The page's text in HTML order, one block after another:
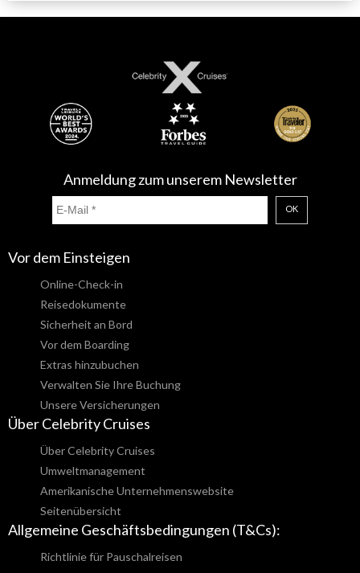
Anmeldung zum unserem Newsletter
OK
Vor dem Einsteigen
Online-Check-in
Reisedokumente
Sicherheit an Bord
Vor dem Boarding
Extras hinzubuchen
Verwalten Sie Ihre Buchung
Unsere Versicherungen
Über Celebrity Cruises
Über Celebrity Cruises
Umweltmanagement
Amerikanische Unternehmenswebsite
Seitenübersicht
Allgemeine Geschäftsbedingungen (T&Cs):
Richtlinie für Pauschalreisen